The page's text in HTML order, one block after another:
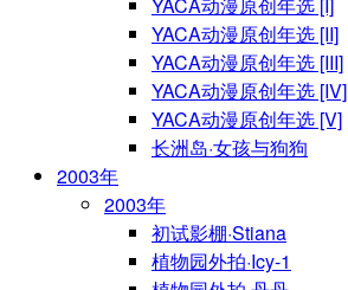
YACA动漫原创年选 [I]
YACA动漫原创年选 [II]
YACA动漫原创年选 [III]
YACA动漫原创年选 [IV]
YACA动漫原创年选 [V]
长洲岛·女孩与狗狗
2003年
2003年
初试影棚·Stiana
植物园外拍·Icy-1